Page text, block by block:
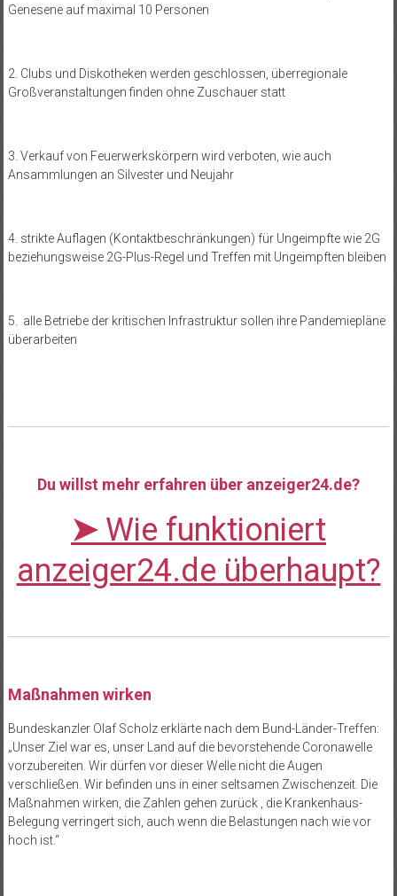
Genesene auf maximal 10 Personen
2. Clubs und Diskotheken werden geschlossen, überregionale
Großveranstaltungen finden ohne Zuschauer statt
3. Verkauf von Feuerwerkskörpern wird verboten, wie auch
Ansammlungen an Silvester und Neujahr
4. strikte Auflagen (Kontaktbeschränkungen) für Ungeimpfte wie 2G
beziehungsweise 2G-Plus-Regel und Treffen mit Ungeimpften bleiben
5. alle Betriebe der kritischen Infrastruktur sollen ihre Pandemiepläne
überarbeiten
Du willst mehr erfahren über anzeiger24.de?
➤ Wie funktioniert
anzeiger24.de überhaupt?
Maßnahmen wirken
Bundeskanzler Olaf Scholz erklärte nach dem Bund-Länder-Treffen:
„Unser Ziel war es, unser Land auf die bevorstehende Coronawelle
vorzubereiten. Wir dürfen vor dieser Welle nicht die Augen
verschließen. Wir befinden uns in einer seltsamen Zwischenzeit. Die
Maßnahmen wirken, die Zahlen gehen zurück , die Krankenhaus-
Belegung verringert sich, auch wenn die Belastungen nach wie vor
hoch ist.“